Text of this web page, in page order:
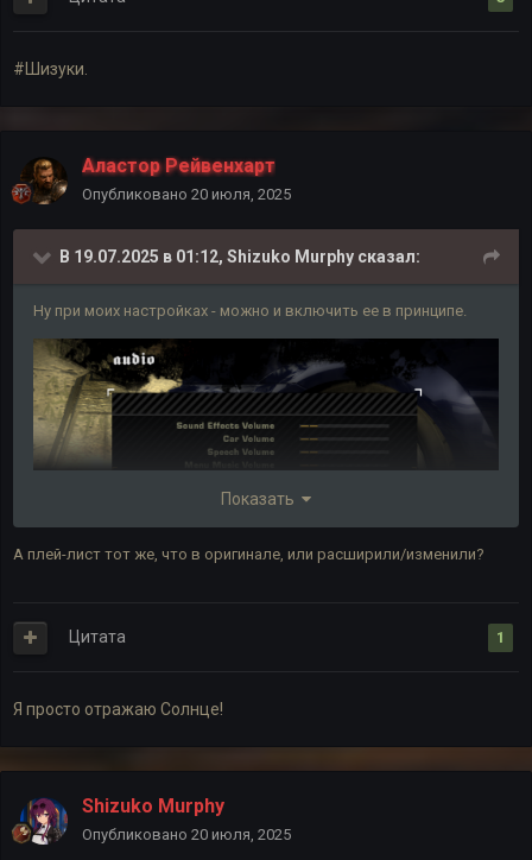
#Шизуки.
Аластор Рейвенхарт
Опубликовано 20 июля, 2025
В 19.07.2025 в 01:12, Shizuko Murphy сказал:
Ну при моих настройках - можно и включить ее в принципе.
Показать
А плей-лист тот же, что в оригинале, или расширили/изменили?
1
Цитата
Я просто отражаю Солнце!
Shizuko Murphy
Опубликовано 20 июля, 2025